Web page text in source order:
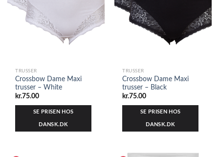
TRUSSER
Crossbow Dame Maxi
trusser – White
kr.75.00
SE PRISEN HOS
DANSK.DK
TRUSSER
Crossbow Dame Maxi
trusser – Black
kr.75.00
SE PRISEN HOS
DANSK.DK